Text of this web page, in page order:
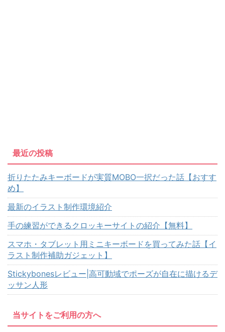
最近の投稿
折りたたみキーボードが実質MOBO一択だった話【おすす
め】
最新のイラスト制作環境紹介
手の練習ができるクロッキーサイトの紹介【無料】
スマホ・タブレット用ミニキーボードを買ってみた話【イ
ラスト制作補助ガジェット】
Stickybonesレビュー|高可動域でポーズが自在に描けるデ
ッサン人形
当サイトをご利用の方へ